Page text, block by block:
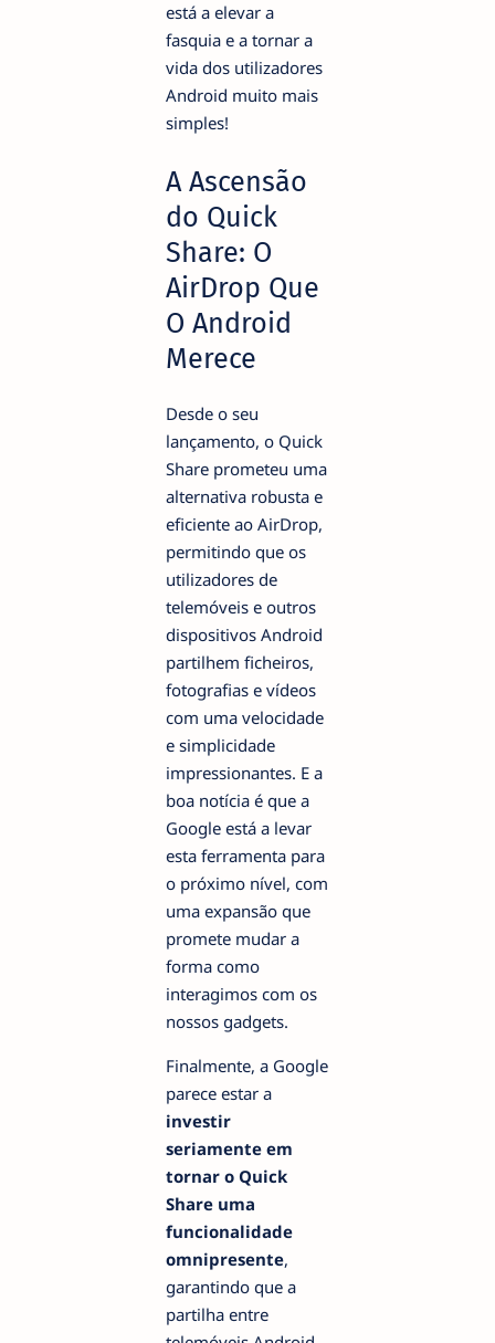
está a elevar a
fasquia e a tornar a
vida dos utilizadores
Android muito mais
simples!
A Ascensão
do Quick
Share: O
AirDrop Que
O Android
Merece
Desde o seu
lançamento, o Quick
Share prometeu uma
alternativa robusta e
eficiente ao AirDrop,
permitindo que os
utilizadores de
telemóveis e outros
dispositivos Android
partilhem ficheiros,
fotografias e vídeos
com uma velocidade
e simplicidade
impressionantes. E a
boa notícia é que a
Google está a levar
esta ferramenta para
o próximo nível, com
uma expansão que
promete mudar a
forma como
interagimos com os
nossos gadgets.
Finalmente, a Google
parece estar a
investir
seriamente em
tornar o Quick
Share uma
funcionalidade
omnipresente,
garantindo que a
partilha entre